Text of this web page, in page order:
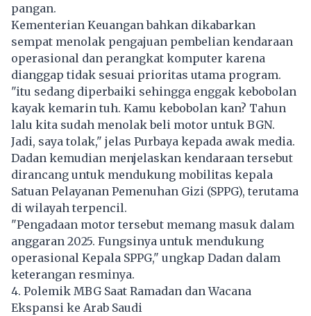
pangan.
Kementerian Keuangan bahkan dikabarkan
sempat menolak pengajuan pembelian kendaraan
operasional dan perangkat komputer karena
dianggap tidak sesuai prioritas utama program.
"itu sedang diperbaiki sehingga enggak kebobolan
kayak kemarin tuh. Kamu kebobolan kan? Tahun
lalu kita sudah menolak beli motor untuk BGN.
Jadi, saya tolak," jelas Purbaya kepada awak media.
Dadan kemudian menjelaskan kendaraan tersebut
dirancang untuk mendukung mobilitas kepala
Satuan Pelayanan Pemenuhan Gizi (SPPG), terutama
di wilayah terpencil.
"Pengadaan motor tersebut memang masuk dalam
anggaran 2025. Fungsinya untuk mendukung
operasional Kepala SPPG," ungkap Dadan dalam
keterangan resminya.
4. Polemik MBG Saat Ramadan dan Wacana
Ekspansi ke Arab Saudi